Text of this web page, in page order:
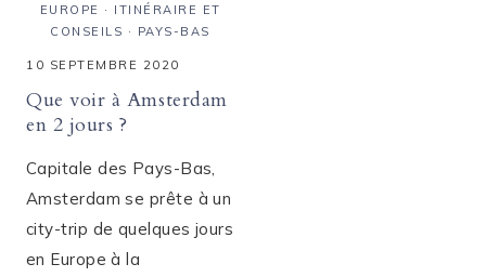
EUROPE · ITINÉRAIRE ET
CONSEILS · PAYS-BAS
10 SEPTEMBRE 2020
Que voir à Amsterdam
en 2 jours ?
Capitale des Pays-Bas,
Amsterdam se prête à un
city-trip de quelques jours
en Europe à la